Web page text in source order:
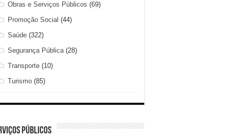
Obras e Serviços Públicos (69)
Promoção Social (44)
Saúde(322)
Segurança Pública(28)
Transporte(10)
Turismo(85)
Públicos